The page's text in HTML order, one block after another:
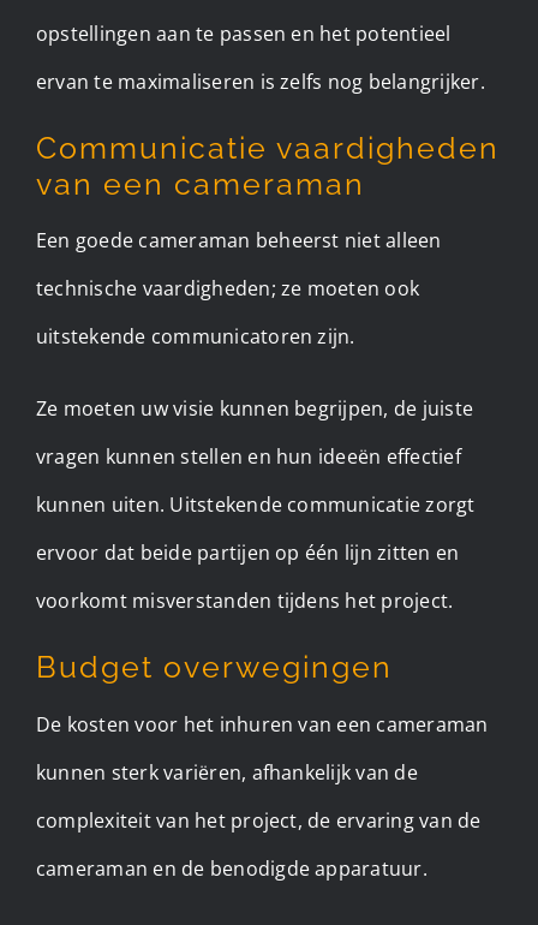
opstellingen aan te passen en het potentieel
ervan te maximaliseren is zelfs nog belangrijker.
Communicatie vaardigheden
van een cameraman
Een goede cameraman beheerst niet alleen
technische vaardigheden; ze moeten ook
uitstekende communicatoren zijn.
Ze moeten uw visie kunnen begrijpen, de juiste
vragen kunnen stellen en hun ideeën effectief
kunnen uiten. Uitstekende communicatie zorgt
ervoor dat beide partijen op één lijn zitten en
voorkomt misverstanden tijdens het project.
Budget overwegingen
De kosten voor het inhuren van een cameraman
kunnen sterk variëren, afhankelijk van de
complexiteit van het project, de ervaring van de
cameraman en de benodigde apparatuur.